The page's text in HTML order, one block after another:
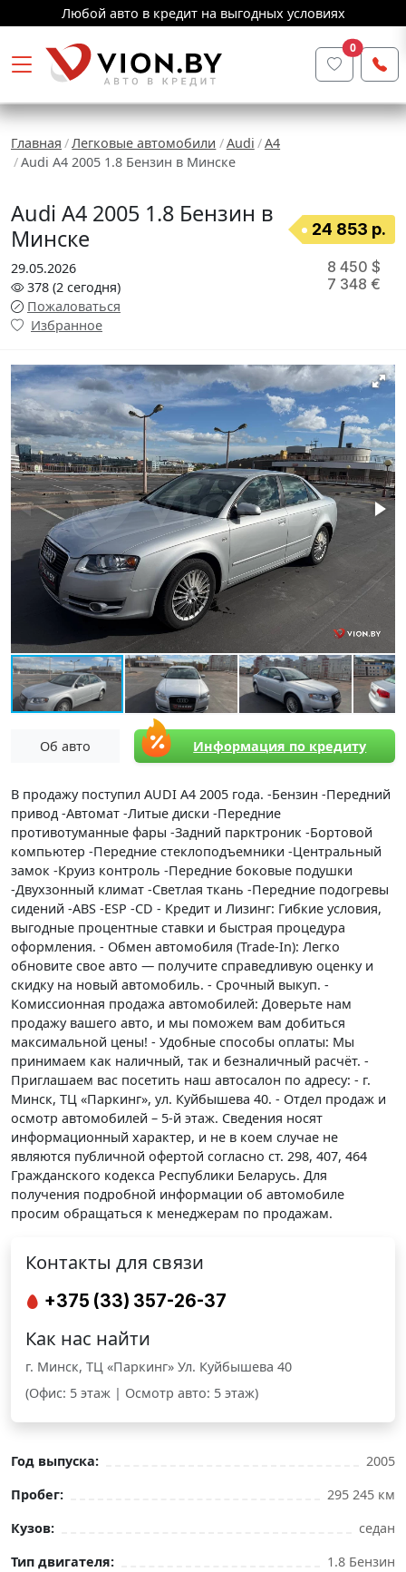
Любой авто в кредит на выгодных условиях
0
Главная Легковые автомобили Audi
A4
Audi A4 2005 1.8 Бензин в Минске
Audi A4 2005 1.8 Бензин в
Минске
24 853 р.
29.05.2026
378 (2 сегодня)
Пожаловаться
Избранное
8 450 $
7 348 €
Об авто Информация по кредиту
В продажу поступил AUDI A4 2005 года. -Бензин -Передний
привод -Автомат -Литые диски -Передние
противотуманные фары -Задний парктроник -Бортовой
компьютер -Передние стеклоподъемники -Центральный
замок -Круиз контроль -Передние боковые подушки
-Двухзонный климат -Светлая ткань -Передние подогревы
сидений -ABS -ESP -CD - Кредит и Лизинг: Гибкие условия,
выгодные процентные ставки и быстрая процедура
оформления. - Обмен автомобиля (Trade-In): Легко
обновите свое авто — получите справедливую оценку и
скидку на новый автомобиль. - Срочный выкуп. -
Комиссионная продажа автомобилей: Доверьте нам
продажу вашего авто, и мы поможем вам добиться
максимальной цены! - Удобные способы оплаты: Мы
принимаем как наличный, так и безналичный расчёт. -
Приглашаем вас посетить наш автосалон по адресу: - г.
Минск, ТЦ «Паркинг», ул. Куйбышева 40. - Отдел продаж и
осмотр автомобилей – 5-й этаж. Сведения носят
информационный характер, и не в коем случае не
являются публичной офертой согласно ст. 298, 407, 464
Гражданского кодекса Республики Беларусь. Для
получения подробной информации об автомобиле
просим обращаться к менеджерам по продажам.
Контакты для связи
+375 (33) 357-26-37
Как нас найти
г. Минск, ТЦ «Паркинг» Ул. Куйбышева 40
(Офис: 5 этаж | Осмотр авто: 5 этаж)
Год выпуска:
2005
Пробег:
295 245 км
Кузов:
седан
Тип двигателя:
1.8 Бензин